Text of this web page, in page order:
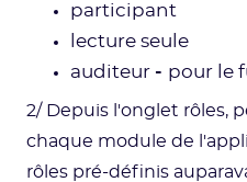
participant
lecture seule
auditeur - pour le
2/ Depuis l'onglet rôles,
chaque module de
rôles pré-définis